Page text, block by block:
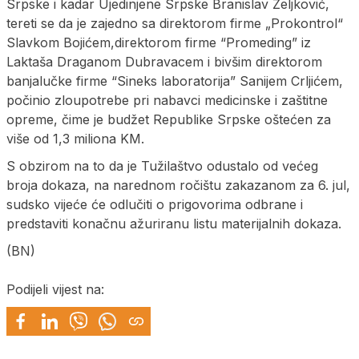
Srpske i kadar Ujedinjene Srpske Branislav Zeljković,
tereti se da je zajedno sa direktorom firme „Prokontrol“
Slavkom Bojićem,direktorom firme “Promeding” iz
Laktaša Draganom Dubravacem i bivšim direktorom
banjalučke firme “Sineks laboratorija” Sanijem Crljićem,
počinio zloupotrebe pri nabavci medicinske i zaštitne
opreme, čime je budžet Republike Srpske oštećen za
više od 1,3 miliona KM.
S obzirom na to da je Tužilaštvo odustalo od većeg
broja dokaza, na narednom ročištu zakazanom za 6. jul,
sudsko vijeće će odlučiti o prigovorima odbrane i
predstaviti konačnu ažuriranu listu materijalnih dokaza.
(BN)
Podijeli vijest na: